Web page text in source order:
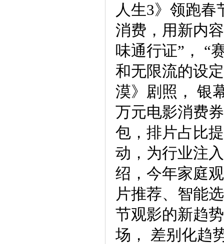
人生3》领跑
消费，用新内
味通行证”， “
和无限流的设
漠》剧照， 银
万元电影消费
包，排片占比
动，为行业注
绍，今年家庭
片推荐、智能
节观影的新趋
场， 差别化趋